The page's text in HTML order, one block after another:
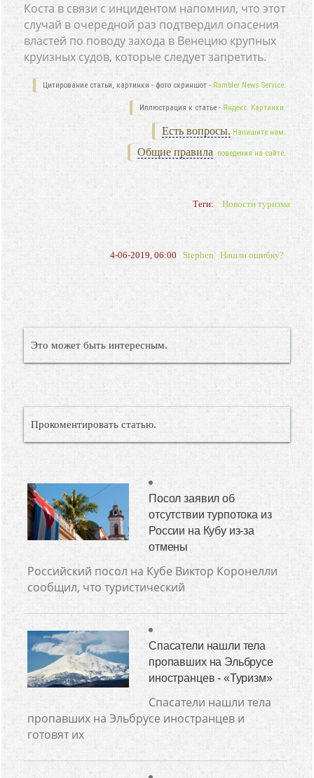
Коста в связи с инцидентом напомнил, что этот
случай в очередной раз подтвердил опасения
властей по поводу захода в Венецию крупных
круизных судов, которые следует запретить.
Цитирование статьи, картинки - фото скриншот - Rambler News Service.
Иллюстрация к статье - Яндекс. Картинки.
Есть вопросы. Напишите нам.
Общие правила поведения на сайте.
Теги: Новости туризма
4-06-2019, 06:00 Stephen Нашли ошибку?
Это может быть интересным.
Прокоментировать статью.
Посол заявил об
отсутствии турпотока из
России на Кубу из-за
отмены
Российский посол на Кубе Виктор Коронелли
сообщил, что туристический
Спасатели нашли тела
пропавших на Эльбрусе
иностранцев - «Туризм»
Спасатели нашли тела
пропавших на Эльбрусе иностранцев и
готовят их